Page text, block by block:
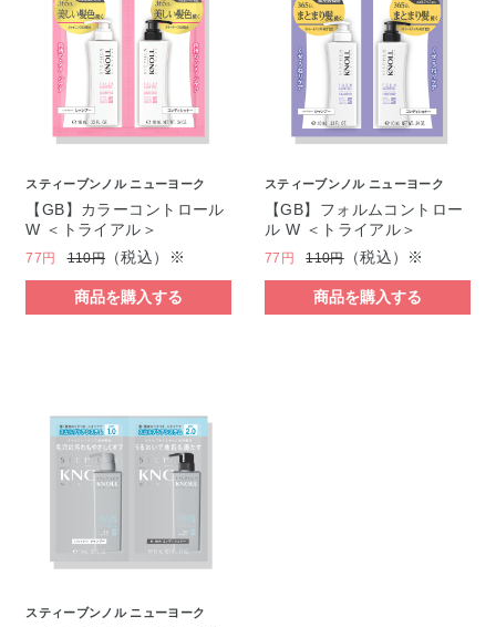
スティーブンノル ニューヨーク
【GB】カラーコントロール
W ＜トライアル＞
77円 110円 （税込）※
商品を購入する
スティーブンノル ニューヨーク
【GB】フォルムコントロー
ル W ＜トライアル＞
77円 110円（税込）※
商品を購入する
スティーブンノル ニューヨーク